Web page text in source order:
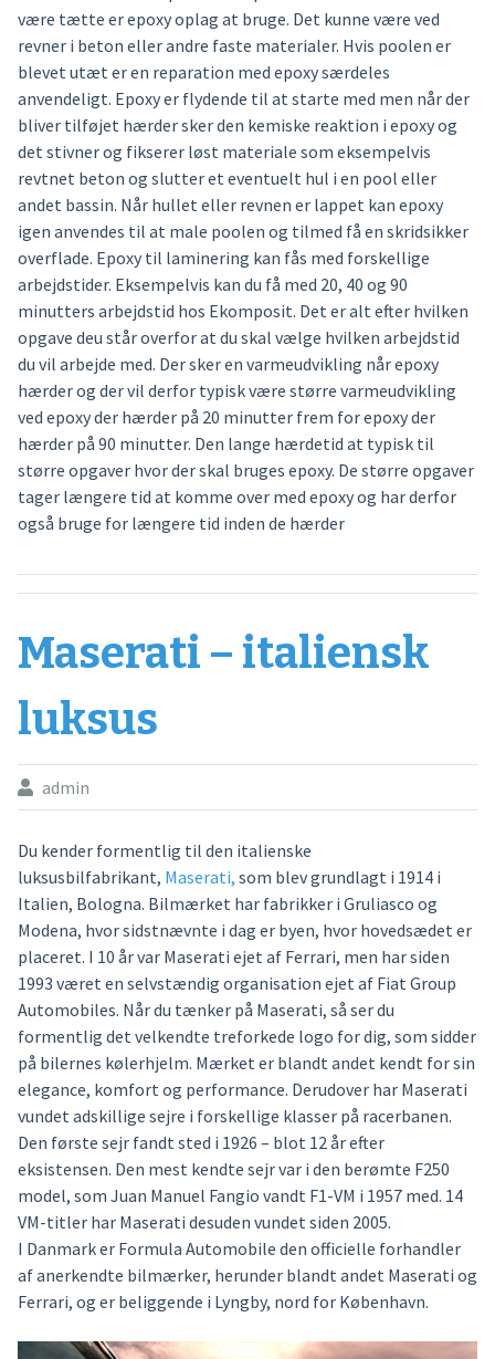
være tætte er epoxy oplag at bruge. Det kunne være ved
revner i beton eller andre faste materialer. Hvis poolen er
blevet utæt er en reparation med epoxy særdeles
anvendeligt. Epoxy er flydende til at starte med men når der
bliver tilføjet hærder sker den kemiske reaktion i epoxy og
det stivner og fikserer løst materiale som eksempelvis
revtnet beton og slutter et eventuelt hul i en pool eller
andet bassin. Når hullet eller revnen er lappet kan epoxy
igen anvendes til at male poolen og tilmed få en skridsikker
overflade. Epoxy til laminering kan fås med forskellige
arbejdstider. Eksempelvis kan du få med 20, 40 og 90
minutters arbejdstid hos Ekomposit. Det er alt efter hvilken
opgave deu står overfor at du skal vælge hvilken arbejdstid
du vil arbejde med. Der sker en varmeudvikling når epoxy
hærder og der vil derfor typisk være større varmeudvikling
ved epoxy der hærder på 20 minutter frem for epoxy der
hærder på 90 minutter. Den lange hærdetid at typisk til
større opgaver hvor der skal bruges epoxy. De større opgaver
tager længere tid at komme over med epoxy og har derfor
også bruge for længere tid inden de hærder
Maserati – italiensk
luksus
admin
Du kender formentlig til den italienske
luksusbilfabrikant, Maserati, som blev grundlagt i 1914 i
Italien, Bologna. Bilmærket har fabrikker i Gruliasco og
Modena, hvor sidstnævnte i dag er byen, hvor hovedsædet er
placeret. I 10 år var Maserati ejet af Ferrari, men har siden
1993 været en selvstændig organisation ejet af Fiat Group
Automobiles. Når du tænker på Maserati, så ser du
formentlig det velkendte treforkede logo for dig, som sidder
på bilernes kølerhjelm. Mærket er blandt andet kendt for sin
elegance, komfort og performance. Derudover har Maserati
vundet adskillige sejre i forskellige klasser på racerbanen.
Den første sejr fandt sted i 1926 – blot 12 år efter
eksistensen. Den mest kendte sejr var i den berømte F250
model, som Juan Manuel Fangio vandt F1-VM i 1957 med. 14
VM-titler har Maserati desuden vundet siden 2005.
I Danmark er Formula Automobile den officielle forhandler
af anerkendte bilmærker, herunder blandt andet Maserati og
Ferrari, og er beliggende i Lyngby, nord for København.